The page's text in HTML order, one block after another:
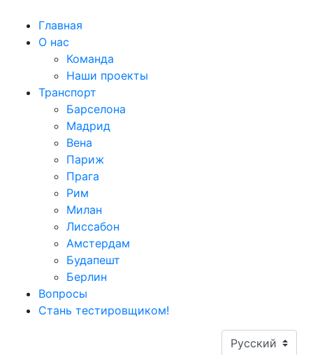
Главная
О нас
Команда
Наши проекты
Транспорт
Барселона
Мадрид
Вена
Париж
Прага
Рим
Милан
Лиссабон
Амстердам
Будапешт
Берлин
Вопросы
Стань тестировщиком!